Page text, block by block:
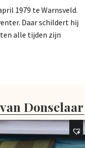
1979 te Warnsveld.
Daar schildert hij
alle tijden zijn
Donselaar